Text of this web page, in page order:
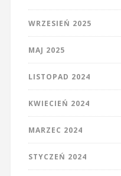
WRZESIEŃ 2025
MAJ 2025
LISTOPAD 2024
KWIECIEŃ 2024
MARZEC 2024
STYCZEŃ 2024